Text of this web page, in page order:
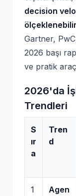
decision
Gartner,
2026 başı
ve pratik
2026'da
Trendleri
S
ır
a
Tren
d
1
Agen